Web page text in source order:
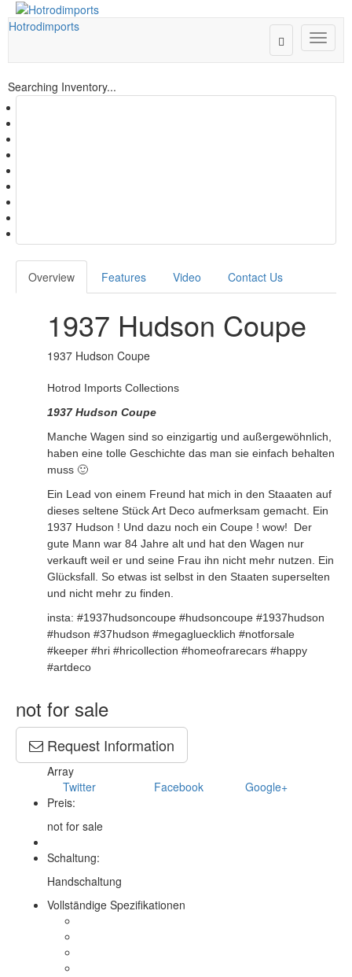
Toggle
Toggle
Search
Hotrodimports
Searching Inventory...
Overview Features Video Contact Us
1937 Hudson Coupe
1937 Hudson Coupe
Hotrod Imports Collections
1937 Hudson Coupe
Manche Wagen sind so einzigartig und außergewöhnlich,
haben eine tolle Geschichte das man sie einfach behalten
muss 🙂
Ein Lead von einem Freund hat mich in den Staaaten auf
dieses seltene Stück Art Deco aufmerksam gemacht. Ein
1937 Hudson ! Und dazu noch ein Coupe ! wow! Der
gute Mann war 84 Jahre alt und hat den Wagen nur
verkauft weil er und seine Frau ihn nicht mehr nutzen. Ein
Glücksfall. So etwas ist selbst in den Staaten superselten
und nicht mehr zu finden.
insta: #1937hudsoncoupe #hudsoncoupe #1937hudson
#hudson #37hudson #megagluecklich #notforsale
#keeper #hri #hricollection #homeofrarecars #happy
#artdeco
not for sale
Request Information
Array
Twitter
Facebook
Google+
Preis:
not for sale
Schaltung:
Handschaltung
Vollständige Spezifikationen